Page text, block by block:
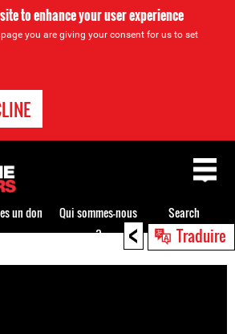
to enhance your user experience
you are giving your consent for us to set
< Traduire
un don
Qui sommes-nous
?
Search